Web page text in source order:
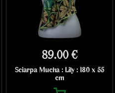
89.00 €
Sciarpa Mucha : Lily : 180 x 55
cm